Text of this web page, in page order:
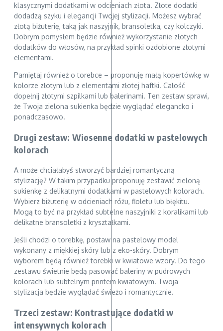
klasycznymi dodatkami w odcieniach złota. Złote dodatki
dodadzą szyku i elegancji Twojej stylizacji. Możesz wybrać
złotą biżuterię, taką jak naszyjnik, bransoletka, czy kolczyki.
Dobrym pomysłem będzie również wykorzystanie złotych
dodatków do włosów, na przykład spinki ozdobione złotymi
elementami.
Pamiętaj również o torebce – proponuję małą kopertówkę w
kolorze złotym lub z elementami złotej haftki. Całość
dopełnij złotymi szpilkami lub balerinami. Ten zestaw sprawi,
że Twoja zielona sukienka będzie wyglądać elegancko i
ponadczasowo.
Drugi zestaw: Wiosenne dodatki w pastelowych
kolorach
A może chciałabyś stworzyć bardziej romantyczną
stylizację? W takim przypadku proponuję zestawić zieloną
sukienkę z delikatnymi dodatkami w pastelowych kolorach.
Wybierz biżuterię w odcieniach różu, fioletu lub błękitu.
Mogą to być na przykład subtelne naszyjniki z koralikami lub
delikatne bransoletki z kryształkami.
Jeśli chodzi o torebkę, postaw na pastelowy model
wykonany z miękkiej skóry lub z eko-skóry. Dobrym
wyborem będą również torebki w kwiatowe wzory. Do tego
zestawu świetnie będą pasować baleriny w pudrowych
kolorach lub subtelnym printem kwiatowym. Twoja
stylizacja będzie wyglądać świeżo i romantycznie.
Trzeci zestaw: Kontrastujące dodatki w
intensywnych kolorach